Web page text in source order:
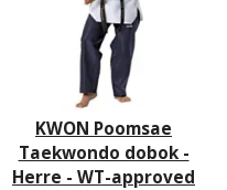
KWON Poomsae
Taekwondo dobok -
Herre - WT-approved